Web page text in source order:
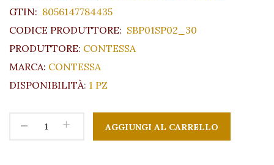
GTIN: 8056147784435
CODICE PRODUTTORE: SBP01SP02_30
PRODUTTORE: CONTESSA
MARCA: CONTESSA
DISPONIBILITÀ: 1 PZ
- +